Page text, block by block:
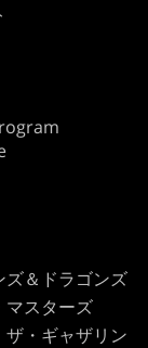
ズ＆ドラゴンズ
マスターズ
ザ・ギャザリン